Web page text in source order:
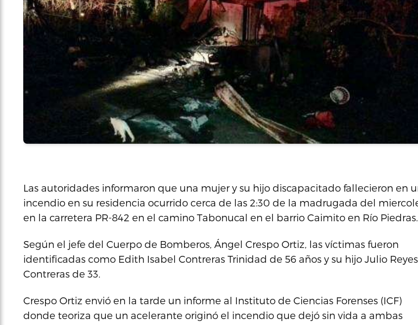
Las autoridades informaron que una mujer y su hijo discapacitado fallecieron en
incendio en su residencia ocurrido cerca de las 2:30 de la madrugada del
en la carretera PR-842 en el camino Tabonucal en el barrio Caimito en Río Piedras.
Según el jefe del Cuerpo de Bomberos, Ángel Crespo Ortiz, las víctimas fueron
identificadas como Edith Isabel Contreras Trinidad de 56 años y su hijo Julio Reyes
Contreras de 33.
Crespo Ortiz envió en la tarde un informe al Instituto de Ciencias Forenses (ICF)
donde teoriza que un acelerante originó el incendio que dejó sin vida a ambas